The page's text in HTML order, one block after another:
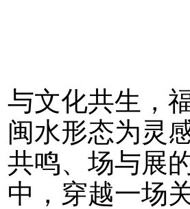
与文化共生，
闽水形态为灵
共鸣、场与展
中，穿越一场